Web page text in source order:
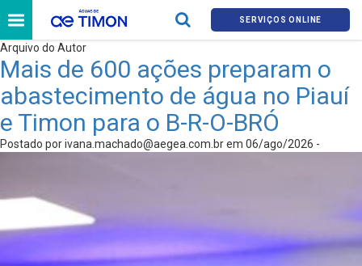
SERVIÇOS ONLINE
Arquivo do Autor
Mais de 600 ações preparam o
abastecimento de água no Piauí
e Timon para o B-R-O-BRÓ
Postado porivana.machado@aegea.com.brem 06/ago/2026 -